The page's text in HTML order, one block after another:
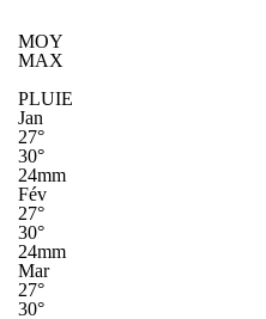
MOY
MAX
PLUIE
Jan
27°
30°
24mm
Fév
27°
30°
24mm
Mar
27°
30°